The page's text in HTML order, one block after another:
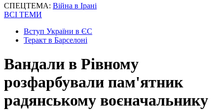
СПЕЦТЕМА: Війна в Ірані
ВСІ ТЕМИ
Вступ України в ЄС
Теракт в Барселоні
Вандали в Рівному
розфарбували пам'ятник
радянському воєначальнику